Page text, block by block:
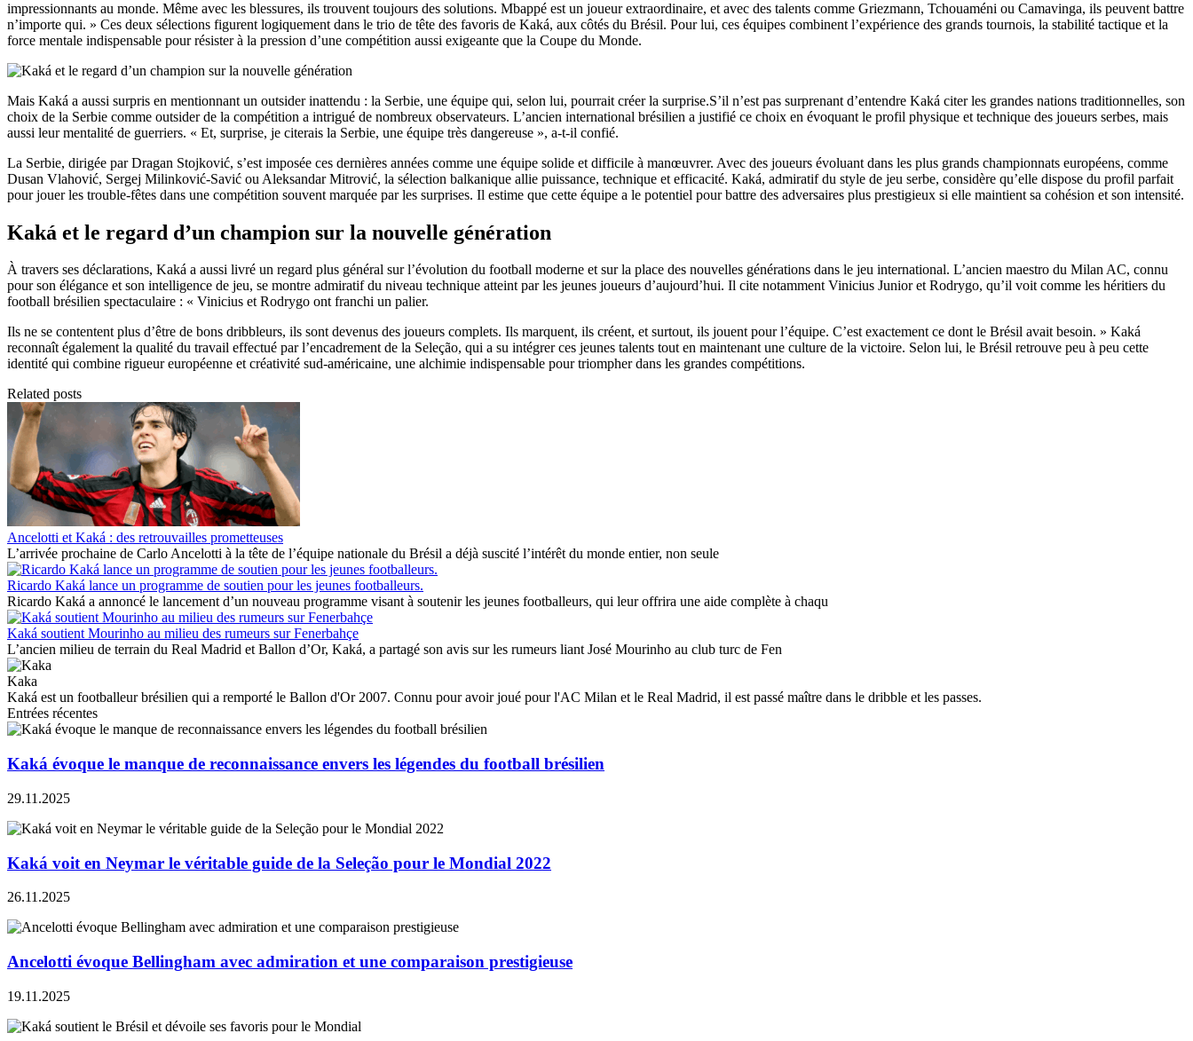
impressionnants au monde. Même avec les blessures, ils trouvent toujours des solutions. Mbappé est un joueur extraordinaire, et avec des talents comme Griezmann, Tchouaméni ou Camavinga, ils peuvent battre
n’importe qui. » Ces deux sélections figurent logiquement dans le trio de tête des favoris de Kaká, aux côtés du Brésil. Pour lui, ces équipes combinent l’expérience des grands tournois, la stabilité tactique et la
force mentale indispensable pour résister à la pression d’une compétition aussi exigeante que la Coupe du Monde.
Mais Kaká a aussi surpris en mentionnant un outsider inattendu : la Serbie, une équipe qui, selon lui, pourrait créer la surprise.S’il n’est pas surprenant d’entendre Kaká citer les grandes nations traditionnelles, son
choix de la Serbie comme outsider de la compétition a intrigué de nombreux observateurs. L’ancien international brésilien a justifié ce choix en évoquant le profil physique et technique des joueurs serbes, mais
aussi leur mentalité de guerriers. « Et, surprise, je citerais la Serbie, une équipe très dangereuse », a-t-il confié.
La Serbie, dirigée par Dragan Stojković, s’est imposée ces dernières années comme une équipe solide et difficile à manœuvrer. Avec des joueurs évoluant dans les plus grands championnats européens, comme
Dusan Vlahović, Sergej Milinković-Savić ou Aleksandar Mitrović, la sélection balkanique allie puissance, technique et efficacité. Kaká, admiratif du style de jeu serbe, considère qu’elle dispose du profil parfait
pour jouer les trouble-fêtes dans une compétition souvent marquée par les surprises. Il estime que cette équipe a le potentiel pour battre des adversaires plus prestigieux si elle maintient sa cohésion et son intensité.
Kaká et le regard d’un champion sur la nouvelle génération
À travers ses déclarations, Kaká a aussi livré un regard plus général sur l’évolution du football moderne et sur la place des nouvelles générations dans le jeu international. L’ancien maestro du Milan AC, connu
pour son élégance et son intelligence de jeu, se montre admiratif du niveau technique atteint par les jeunes joueurs d’aujourd’hui. Il cite notamment Vinicius Junior et Rodrygo, qu’il voit comme les héritiers du
football brésilien spectaculaire : « Vinicius et Rodrygo ont franchi un palier.
Ils ne se contentent plus d’être de bons dribbleurs, ils sont devenus des joueurs complets. Ils marquent, ils créent, et surtout, ils jouent pour l’équipe. C’est exactement ce dont le Brésil avait besoin. » Kaká
reconnaît également la qualité du travail effectué par l’encadrement de la Seleção, qui a su intégrer ces jeunes talents tout en maintenant une culture de la victoire. Selon lui, le Brésil retrouve peu à peu cette
identité qui combine rigueur européenne et créativité sud-américaine, une alchimie indispensable pour triompher dans les grandes compétitions.
Related posts
Ancelotti et Kaká : des retrouvailles prometteuses
L’arrivée prochaine de Carlo Ancelotti à la tête de l’équipe nationale du Brésil a déjà suscité l’intérêt du monde entier, non seule
Ricardo Kaká lance un programme de soutien pour les jeunes footballeurs.
Ricardo Kaká a annoncé le lancement d’un nouveau programme visant à soutenir les jeunes footballeurs, qui leur offrira une aide complète à chaqu
Kaká soutient Mourinho au milieu des rumeurs sur Fenerbahçe
L’ancien milieu de terrain du Real Madrid et Ballon d’Or, Kaká, a partagé son avis sur les rumeurs liant José Mourinho au club turc de Fen
Kaka
Kaká est un footballeur brésilien qui a remporté le Ballon d'Or 2007. Connu pour avoir joué pour l'AC Milan et le Real Madrid, il est passé maître dans le dribble et les passes.
Entrées récentes
Kaká évoque le manque de reconnaissance envers les légendes du football brésilien
29.11.2025
Kaká voit en Neymar le véritable guide de la Seleção pour le Mondial 2022
26.11.2025
Ancelotti évoque Bellingham avec admiration et une comparaison prestigieuse
19.11.2025